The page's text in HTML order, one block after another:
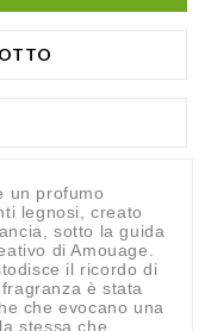
un profumo
legnosi, creato
sotto la guida
di Amouage.
il ricordo di
è stata
che evocano una
stessa che